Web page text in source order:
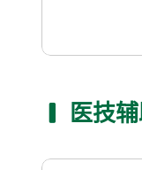
医技